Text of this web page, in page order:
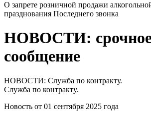
О запрете розничной продажи
празднования Последнего звонка
НОВОСТИ:
сообщение
НОВОСТИ: Служба по контракту.
Служба по контракту.
Новость от 01 сентября 2025 года